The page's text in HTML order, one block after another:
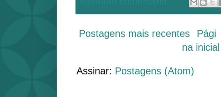
Postagens mais recentes
Pági
na inicial
Assinar: Postagens (Atom)